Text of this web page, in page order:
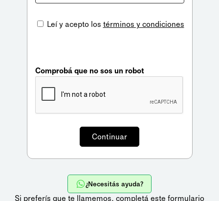
Leí y acepto los términos y condiciones
Comprobá que no sos un robot
¿Necesitás ayuda?
Si preferís que te llamemos, completá este formulario